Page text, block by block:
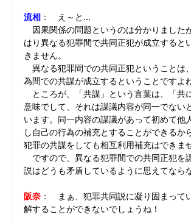
流相： え～と…
因果関係の問題というのは分かりました
はり異なる犯罪間で共同正犯が成立すると
きません。
異なる犯罪間での共同正犯ということは
為間での共謀が成立するということですよ
ところが、「共謀」という言葉は、「共
意味でして、それは謀議内容が同一でない
います。同一内容の謀議があって初めて他
し自己の行為の補充とすることができるか
犯罪の共謀をしても相互利用補充はできま
ですので、異なる犯罪間での共同正犯を
説はどうも矛盾しているように思えてなら
阪奈： まぁ、犯罪共同説に凝り固まって
解することができないでしょうね！